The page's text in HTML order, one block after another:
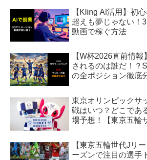
【Kling AI活用】初
超えも夢じゃない！
動画で稼ぐ方法
【W杯2026直前情
されるのは誰だ！？
の全ポジション徹底
東京オリンピックサ
戦はいつ？どこであ
場予想！【東京五輪
【東京五輪世代Jリ
ーズンで注目の選手